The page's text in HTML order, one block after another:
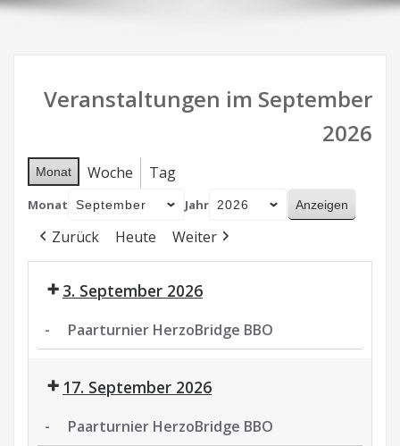
Veranstaltungen im September
2026
Monat Woche Tag
Monat Jahr
Zurück Heute Weiter
3. September 2026
- Paarturnier HerzoBridge BBO
HerzoBridge
BBO 17. September 2026
- Paarturnier HerzoBridge BBO